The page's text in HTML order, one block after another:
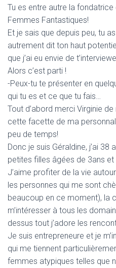
Tu es entre autre la
Femmes Fantastiques!
Et je sais que depuis peu, tu
autrement dit ton haut
que j’ai eu envie de
Alors c’est parti !
-Peux-tu te présenter en
qui tu es et ce que tu fais…
Tout d’abord merci Virginie
cette facette de ma
peu de temps!
Donc je suis Géraldine, j’ai 38
petites filles âgées de 3ans et
J’aime profiter de la vie
les personnes qui me sont
beaucoup en ce moment), la
m’intéresser à tous les
dessus tout j’adore les
Je suis entrepreneure et je
qui me tiennent
femmes atypiques telles que